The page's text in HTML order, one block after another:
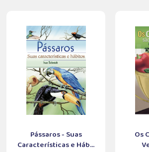
Pássaros - Suas
Características e Háb...
Os